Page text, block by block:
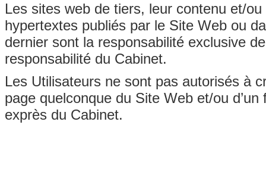
Les sites web de tiers, leur contenu et/
hypertextes publiés par le Site Web ou
dernier sont la responsabilité exclusive
responsabilité du Cabinet.
Les Utilisateurs ne sont pas autorisés à
page quelconque du Site Web et/ou
exprès du Cabinet.